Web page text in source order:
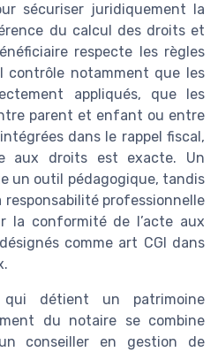
sécuriser juridiquement la
du calcul des droits et
respecte les règles
contrôle notamment que les
appliqués, que les
parent et enfant ou entre
dans le rappel fiscal,
aux droits est exacte. Un
un outil pédagogique, tandis
professionnelle
la conformité de l’acte aux
comme art CGI dans
détient un patrimoine
du notaire se combine
conseiller en gestion de